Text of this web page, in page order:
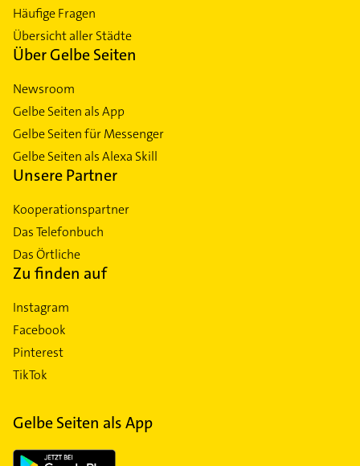
Häufige Fragen
Übersicht aller Städte
Über Gelbe Seiten
Newsroom
Gelbe Seiten als App
Gelbe Seiten für Messenger
Gelbe Seiten als Alexa Skill
Unsere Partner
Kooperationspartner
Das Telefonbuch
Das Örtliche
Zu finden auf
Instagram
Facebook
Pinterest
TikTok
Gelbe Seiten als App